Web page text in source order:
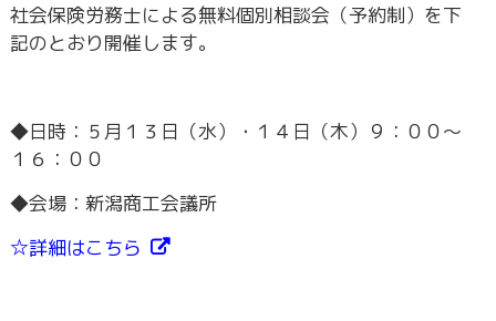
社会保険労務士による無料個別相談会（予約制）を下
記のとおり開催します。
◆日時：５月１３日（水）・１４日（木）９：００～
１６：００
◆会場：新潟商工会議所
☆詳細はこちら